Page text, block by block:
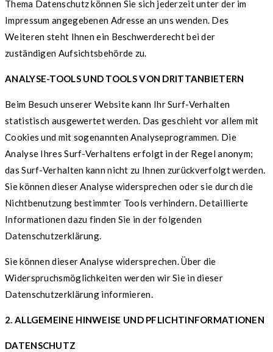
Thema Datenschutz können Sie sich jederzeit unter der im
Impressum angegebenen Adresse an uns wenden. Des
Weiteren steht Ihnen ein Beschwerderecht bei der
zuständigen Aufsichtsbehörde zu.
ANALYSE-TOOLS UND TOOLS VON DRITTANBIETERN
Beim Besuch unserer Website kann Ihr Surf-Verhalten
statistisch ausgewertet werden. Das geschieht vor allem mit
Cookies und mit sogenannten Analyseprogrammen. Die
Analyse Ihres Surf-Verhaltens erfolgt in der Regel anonym;
das Surf-Verhalten kann nicht zu Ihnen zurückverfolgt werden.
Sie können dieser Analyse widersprechen oder sie durch die
Nichtbenutzung bestimmter Tools verhindern. Detaillierte
Informationen dazu finden Sie in der folgenden
Datenschutzerklärung.
Sie können dieser Analyse widersprechen. Über die
Widerspruchsmöglichkeiten werden wir Sie in dieser
Datenschutzerklärung informieren.
2. ALLGEMEINE HINWEISE UND PFLICHTINFORMATIONEN
DATENSCHUTZ